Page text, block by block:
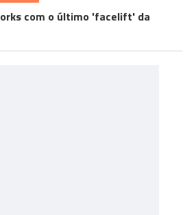
com o último 'facelift' da